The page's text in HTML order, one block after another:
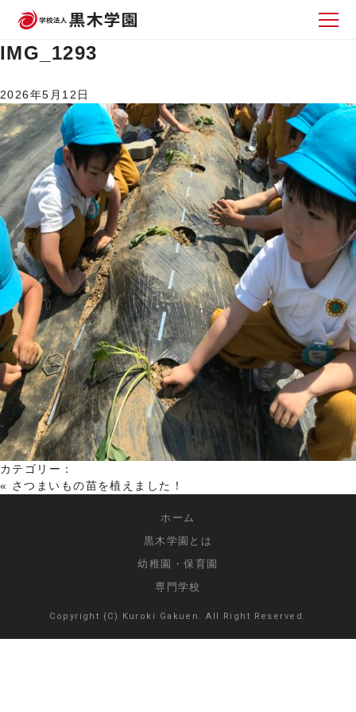
IMG_1293
2026年5月12日
カテゴリー：
« さつまいもの苗を植えました！
ホーム
黒木学園とは
幼稚園・保育園
専門学校
Copyright (C) Kuroki Gakuen. All Right Reserved.